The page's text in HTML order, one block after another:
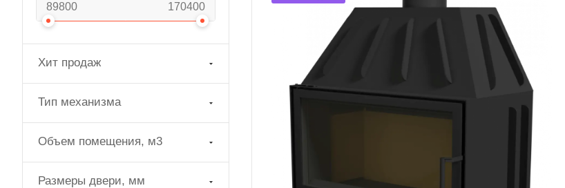
Хит продаж
Тип механизма
Объем помещения, м3
Размеры двери, мм